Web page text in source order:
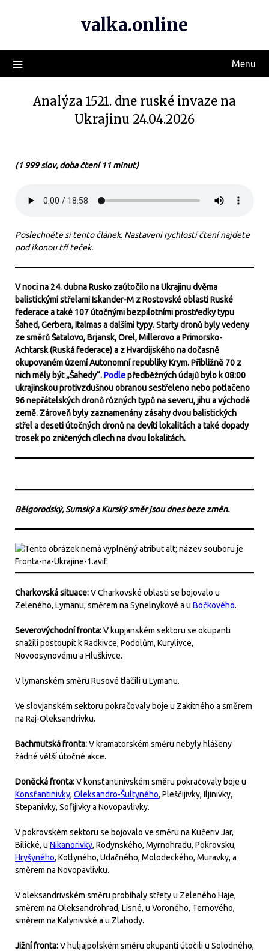
valka.online
Menu
Analýza 1521. dne ruské invaze na
Ukrajinu 24.04.2026
(1 999 slov, doba čtení 11 minut)
Poslechněte si tento článek. Nastavení rychlosti čtení najdete
pod ikonou tří teček.
V noci na 24. dubna Rusko zaútočilo na Ukrajinu dvěma
balistickými střelami Iskander-M z Rostovské oblasti Ruské
federace a také 107 útočnými bezpilotními prostředky typu
Šahed, Gerbera, Italmas a dalšími typy. Starty dronů byly vedeny
ze směrů Šatalovo, Brjansk, Orel, Millerovo a Primorsko-
Achtarsk (Ruská federace) a z Hvardijského na dočasně
okupovaném území Autonomní republiky Krym. Přibližně 70 z
nich měly být „Šahedy“.Podlepředběžných údajů bylo k 08:00
ukrajinskou protivzdušnou obranou sestřeleno nebo potlačeno
96 nepřátelských dronů různých typů na severu, jihu a východě
země. Zároveň byly zaznamenány zásahy dvou balistických
střel a deseti útočných dronů na devíti lokalitách a také dopady
trosek po zničených cílech na dvou lokalitách.
Bělgorodský, Sumský a Kurský směr jsou dnes beze změn.
Charkovská situace:V Charkovské oblasti se bojovalo u
Zeleného, Lymanu, směrem na Synelnykové a u Bočkového.
Severovýchodní fronta:V kupjanském sektoru se okupanti
snažili postoupit k Radkivce, Podolům, Kurylivce,
Novoosynovému a Hluškivce.
V lymanském směru Rusové tlačili u Lymanu.
Ve slovjanském sektoru pokračovaly boje u Zakitného a směrem
na Raj-Oleksandrivku.
Bachmutská fronta:V kramatorském směru nebyly hlášeny
žádné větší útočné akce.
Doněcká fronta:V konsťantinivském směru pokračovaly boje u
Konsťantinivky, Oleksandro-Šultyného, Pleščijivky, Iljinivky,
Stepanivky, Sofijivky a Novopavlivky.
V pokrovském sektoru se bojovalo ve směru na Kučeriv Jar,
Bilické, u Nikanorivky, Rodynského, Myrnohradu, Pokrovsku,
Hryšyného, Kotlyného, Udačného, Molodeckého, Muravky, a
směrem na Novopavlivku.
V oleksandrivském směru probíhaly střety u Zeleného Haje,
směrem na Oleksandrohrad, Lisné, u Voroného, Ternového,
směrem na Kalynivské a u Zlahody.
Jižní fronta:V huljajpolském směru okupanti útočili u Solodného,